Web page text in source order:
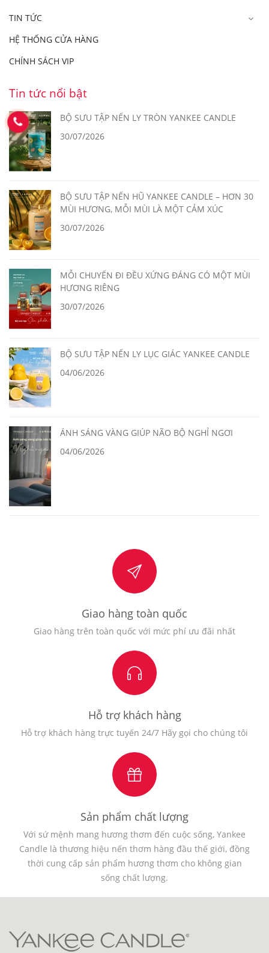
TIN TỨC
HỆ THỐNG CỬA HÀNG
CHÍNH SÁCH VIP
Tin tức nổi bật
BỘ SƯU TẬP NẾN LY TRÒN YANKEE CANDLE
30/07/2026
BỘ SƯU TẬP NẾN HŨ YANKEE CANDLE – HƠN 30
MÙI HƯƠNG, MỖI MÙI LÀ MỘT CẢM XÚC
30/07/2026
MỖI CHUYẾN ĐI ĐỀU XỨNG ĐÁNG CÓ MỘT MÙI
HƯƠNG RIÊNG
30/07/2026
BỘ SƯU TẬP NẾN LY LỤC GIÁC YANKEE CANDLE
04/06/2026
ÁNH SÁNG VÀNG GIÚP NÃO BỘ NGHỈ NGƠI
04/06/2026
Giao hàng toàn quốc
Giao hàng trên toàn quốc với mức phí ưu đãi nhất
Hỗ trợ khách hàng
Hỗ trợ khách hàng trực tuyến 24/7 Hãy gọi cho chúng tôi
Sản phẩm chất lượng
Với sứ mệnh mang hương thơm đến cuộc sống, Yankee
Candle là thương hiệu nến thơm hàng đầu thế giới, đồng
thời cung cấp sản phẩm hương thơm cho không gian
sống chất lượng.